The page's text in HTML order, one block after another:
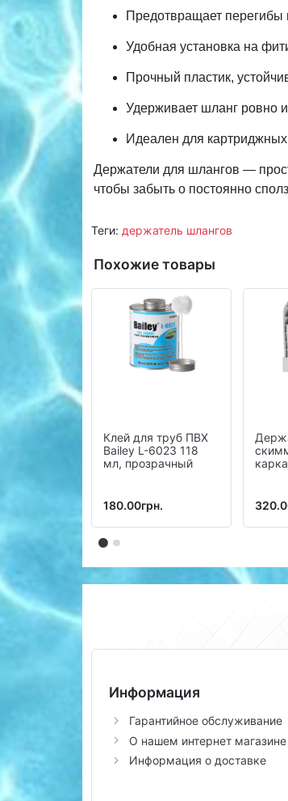
Предотвращает перегибы
Удобная установка на
Прочный пластик,
Удерживает шланг ровно
Идеален для
Держатели для шлангов —
чтобы забыть о постоянно
Теги: держатель шлангов
Похожие товары
Клей для труб ПВХ
Bailey L-6023 118
мл, прозрачный
180.00грн.
Информация
Гарантийное обслуживание
О нашем интернет магазине
Информация о доставке